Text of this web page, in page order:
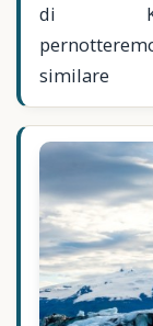
di
similare